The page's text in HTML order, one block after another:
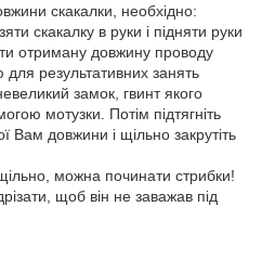
скакалки, необхідно:
скакалку в руки і підняти руки
отриману довжину проводу
результативних занять
замок, гвинт якого
мотузки. Потім підтягніть
Вам довжини і щільно закрутіть
можна починати стрибки!
щоб він не заважав під